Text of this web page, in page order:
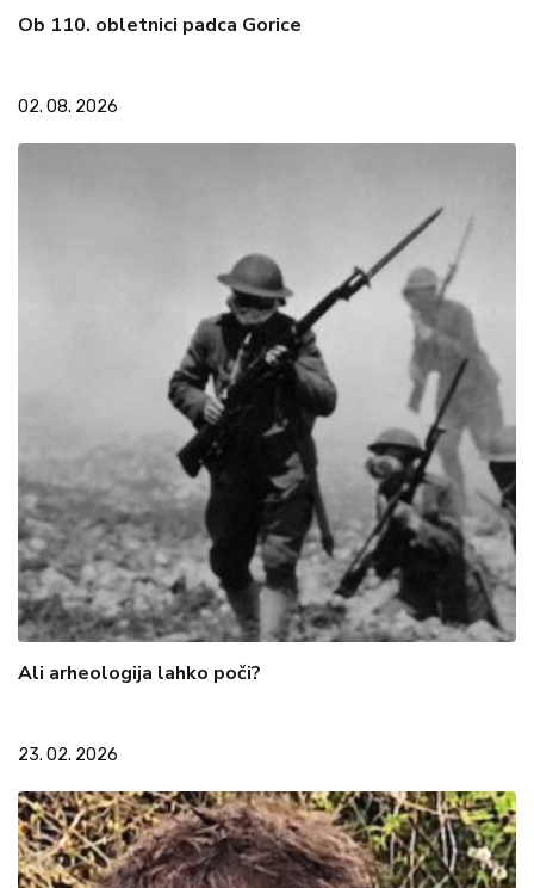
Ob 110. obletnici padca Gorice
02. 08. 2026
Ali arheologija lahko poči?
23. 02. 2026